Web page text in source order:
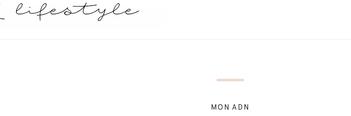
MON ADN